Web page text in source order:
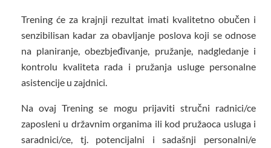
Trening će za krajnji rezultat imati kvalitetno obučen i
senzibilisan kadar za obavljanje poslova koji se odnose
na planiranje, obezbjeđivanje, pružanje, nadgledanje i
kontrolu kvaliteta rada i pružanja usluge personalne
asistencije u zajdnici.
Na ovaj Trening se mogu prijaviti stručni radnici/ce
zaposleni u državnim organima ili kod pružaoca usluga i
saradnici/ce, tj. potencijalni i sadašnji personalni/e